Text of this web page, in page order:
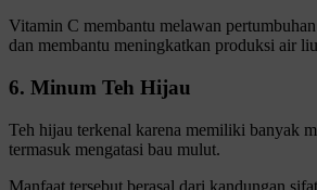
Vitamin C membantu melawan
dan membantu meningkatkan produksi air
6. Minum Teh Hijau
Teh hijau terkenal karena memiliki banyak
termasuk mengatasi bau mulut.
Manfaat tersebut berasal dari kandungan